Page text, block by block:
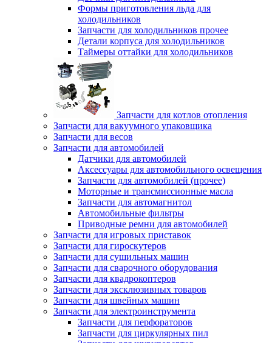
Формы приготовления льда для
холодильников
Запчасти для холодильников прочее
Детали корпуса для холодильников
Таймеры оттайки для холодильников
Запчасти для котлов отопления
Запчасти для вакуумного упаковщика
Запчасти для весов
Запчасти для автомобилей
Датчики для автомобилей
Аксессуары для автомобильного освещения
Запчасти для автомобилей (прочее)
Моторные и трансмиссионные масла
Запчасти для автомагнитол
Автомобильные фильтры
Приводные ремни для автомобилей
Запчасти для игровых приставок
Запчасти для гироскутеров
Запчасти для сушильных машин
Запчасти для сварочного оборудования
Запчасти для квадрокоптеров
Запчасти для эксклюзивных товаров
Запчасти для швейных машин
Запчасти для электроинструмента
Запчасти для перфораторов
Запчасти для циркулярных пил